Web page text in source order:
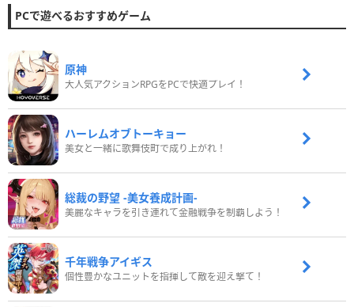
PCで遊べるおすすめゲーム
原神
大人気アクションRPGをPCで快適プレイ！
ハーレムオブトーキョー
美女と一緒に歌舞伎町で成り上がれ！
総裁の野望 -美女養成計画-
美麗なキャラを引き連れて金融戦争を制覇しよう！
千年戦争アイギス
個性豊かなユニットを指揮して敵を迎え撃て！